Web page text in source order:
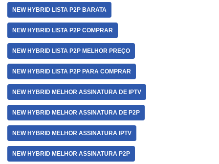
NEW HYBRID LISTA P2P BARATA
NEW HYBRID LISTA P2P COMPRAR
NEW HYBRID LISTA P2P MELHOR PREÇO
NEW HYBRID LISTA P2P PARA COMPRAR
NEW HYBRID MELHOR ASSINATURA DE IPTV
NEW HYBRID MELHOR ASSINATURA DE P2P
NEW HYBRID MELHOR ASSINATURA IPTV
NEW HYBRID MELHOR ASSINATURA P2P